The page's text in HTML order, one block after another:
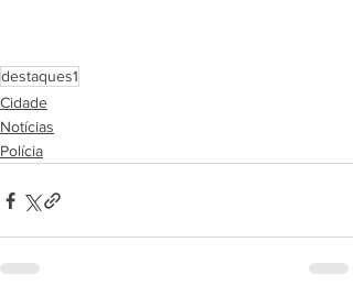
destaques1
Cidade
Notícias
Polícia